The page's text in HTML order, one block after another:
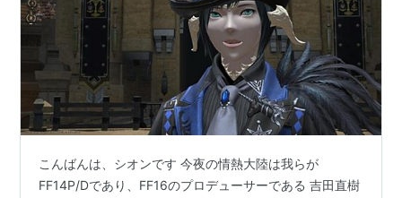
こんばんは、シオンです 今夜の情熱大陸は我らが
FF14P/Dであり、FF16のプロデューサーである 吉田直樹